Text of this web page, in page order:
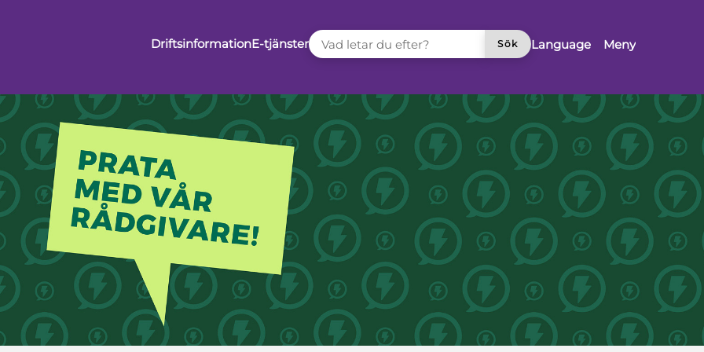
DriftsinformationE-tjänster
VAD LETAR DU EFTER?
Sök
Language Meny